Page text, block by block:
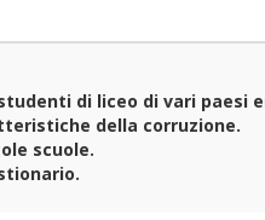
di liceo di vari paesi
della corruzione.
scuole.